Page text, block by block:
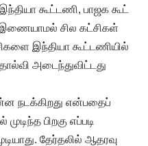
கூட்டணி, பாஜக கூட்
சில கட்சிகள்
இந்தியா கூட்டணியில்
அடைந்துவிட்டது
நடக்கிறது என்பதைப்
பிறகு எப்படி
தேர்தலில் ஆதரவு